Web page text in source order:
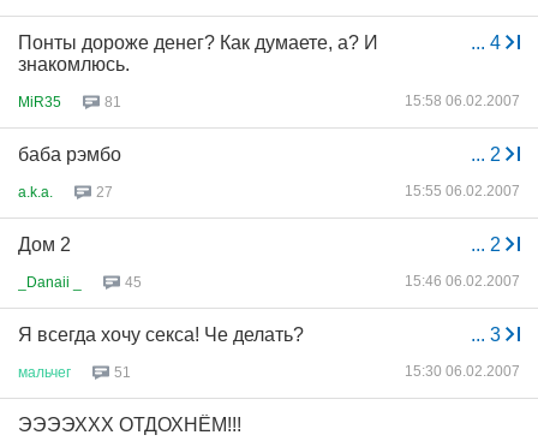
... 4
Понты дороже денег? Как думаете, а? И
знакомлюсь.
MiR35 81 15:58 06.02.2007
... 2
баба рэмбо
a.k.a. 27 15:55 06.02.2007
... 2
Дом 2
_Danaii _ 45 15:46 06.02.2007
... 3
Я всегда хочу секса! Че делать?
мальчег 51 15:30 06.02.2007
ЭЭЭЭХХХ ОТДОХНЁМ!!!